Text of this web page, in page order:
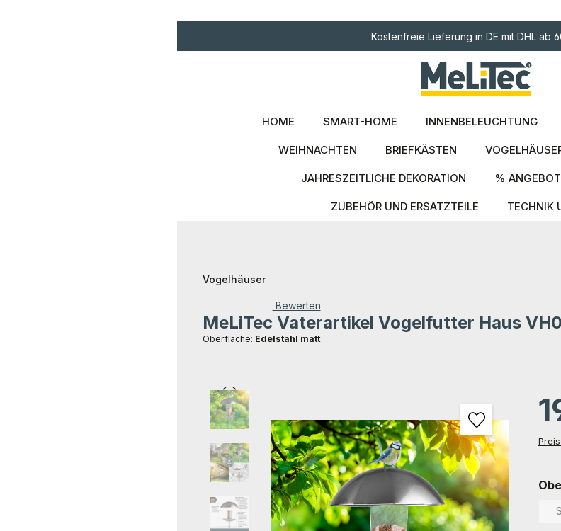
Kostenfreie Lieferung in DE mit DHL ab
HOME SMART-HOME INNENBELEUCHTUNG
WEIHNACHTEN BRIEFKÄSTEN
JAHRESZEITLICHE DEKORATION %
ZUBEHÖR UND ERSATZTEILE TECHNIK
Vogelhäuser
Durchschnittliche Bewertung von 0 von 5 Sternen
Bewerten
MeLiTec Vaterartikel Vogelfutter Haus
Oberfläche: Edelstahl matt
Bildergalerie überspringen